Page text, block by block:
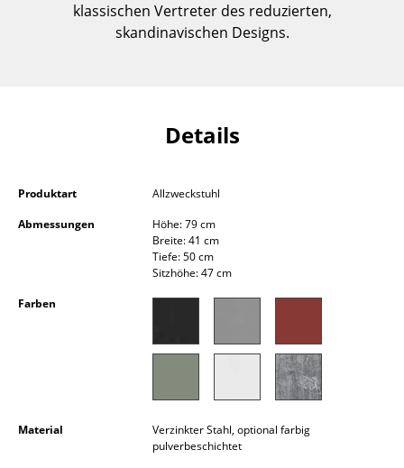
Regale & Schränke
Sideboards & Kommoden
Beistell- & Rollcontainer
Barmöbel
Kleinaufbewahrung
Hängeleuchten & Deckenleuchten
klassischen Vertreter des reduzierten,
skandinavischen Designs.
Details
Produktart
Allzweckstuhl
Abmessungen
Höhe: 79 cm
Breite: 41 cm
Tiefe: 50 cm
Sitzhöhe: 47 cm
Farben
Material
Verzinkter Stahl, optional farbig
pulverbeschichtet